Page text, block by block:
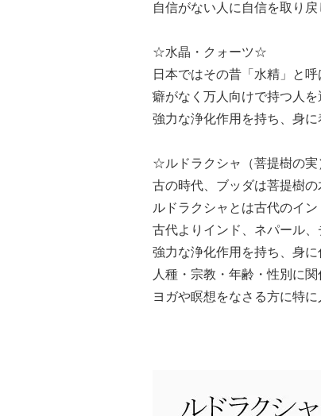
自信がない人に自信を取り
☆水晶・クォーツ☆
日本ではその昔「水精」と
癖がなく万人向けで持つ人
強力な浄化作用を持ち、身
☆ルドラクシャ（菩提樹の
古の時代、ブッダは菩提樹の
ルドラクシャとは古代のイ
古代よりインド、ネパール
強力な浄化作用を持ち、身
人種・宗教・年齢・性別に
ヨガや瞑想をなさる方に特